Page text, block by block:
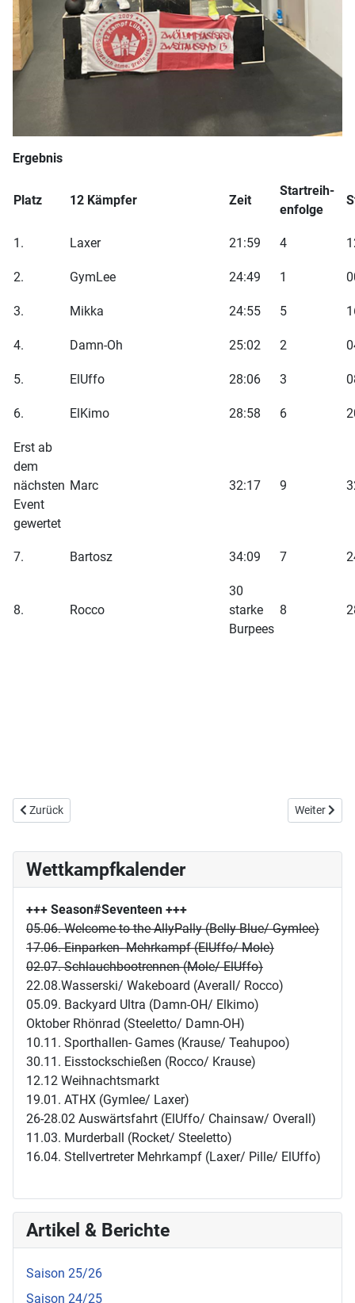
Ergebnis
Platz 12 Kämpfer Zeit
Startreih-
enfolge
1. Laxer 21:59 4
2. GymLee 24:49 1
3. Mikka 24:55 5
4. Damn-Oh 25:02 2
5. ElUffo 28:06 3
6. ElKimo 28:58 6
Erst ab
dem
nächsten
Event
gewertet
Marc 32:17 9
7. Bartosz 34:09 7
8. Rocco
30
starke
Burpees
8
Vorheriger Beitrag: E07/S13: True Poker
Zurück Nächster
Weiter
Wettkampfkalender
+++ Season#Seventeen +++
05.06. Welcome to the AllyPally (Belly Blue/ Gymlee)
17.06. Einparken- Mehrkampf (ElUffo/ Mole)
02.07. Schlauchbootrennen (Mole/ ElUffo)
22.08.Wasserski/ Wakeboard (Averall/ Rocco)
05.09. Backyard Ultra (Damn-OH/ Elkimo)
Oktober Rhönrad (Steeletto/ Damn-OH)
10.11. Sporthallen- Games (Krause/ Teahupoo)
30.11. Eisstockschießen (Rocco/ Krause)
12.12 Weihnachtsmarkt
19.01. ATHX (Gymlee/ Laxer)
26-28.02 Auswärtsfahrt (ElUffo/ Chainsaw/ Overall)
11.03. Murderball (Rocket/ Steeletto)
16.04. Stellvertreter Mehrkampf (Laxer/ Pille/ ElUffo)
Artikel & Berichte
Saison 25/26
Saison 24/25